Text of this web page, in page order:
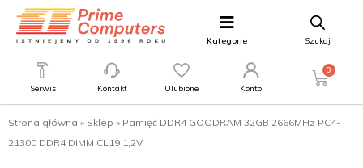
Kategorie Szukaj
Serwis Kontakt Ulubione Konto
0
Strona główna » Sklep » Pamięć DDR4 GOODRAM 32GB 2666MHz PC4-
21300 DDR4 DIMM CL19 1,2V